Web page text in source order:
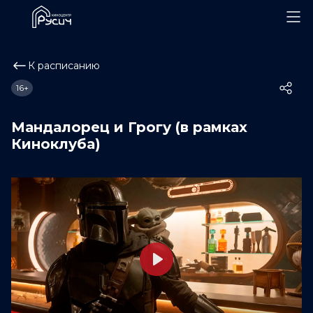
К расписанию
Мандалорец и Грогу (в рамках
Киноклуба)
16+
Play